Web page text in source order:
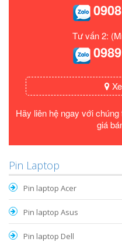
Tư vấn 2:
Hãy liên hệ ngay với
giá
Pin Laptop
Pin laptop Acer
Pin laptop Asus
Pin laptop Dell